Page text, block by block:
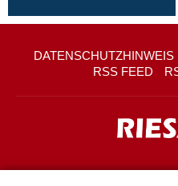
DATENSCHUTZHINWEIS
RSS FEED